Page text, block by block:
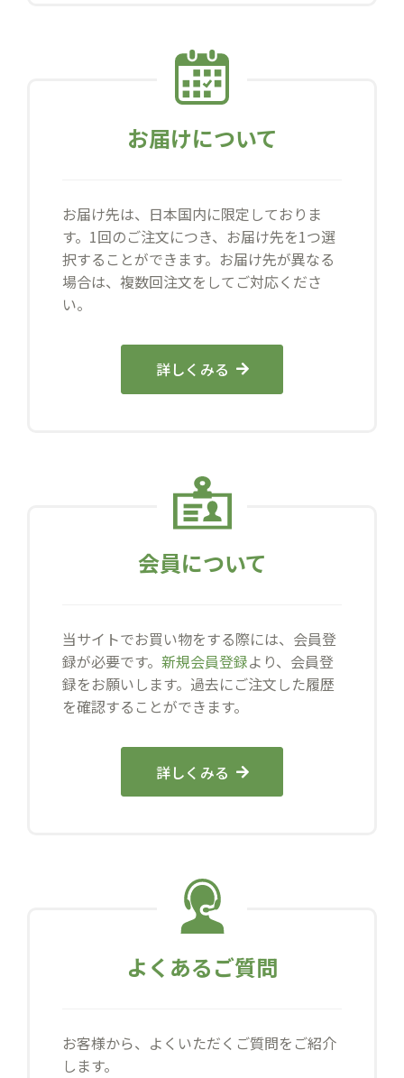
お届けについて
お届け先は、日本国内に限定しておりま
す。1回のご注文につき、お届け先を1つ選
択することができます。お届け先が異なる
場合は、複数回注文をしてご対応くださ
い。
詳しくみる
会員について
当サイトでお買い物をする際には、会員登
録が必要です。 新規会員登録より、会員登
録をお願いします。過去にご注文した履歴
を確認することができます。
詳しくみる
よくあるご質問
お客様から、よくいただくご質問をご紹介
します。